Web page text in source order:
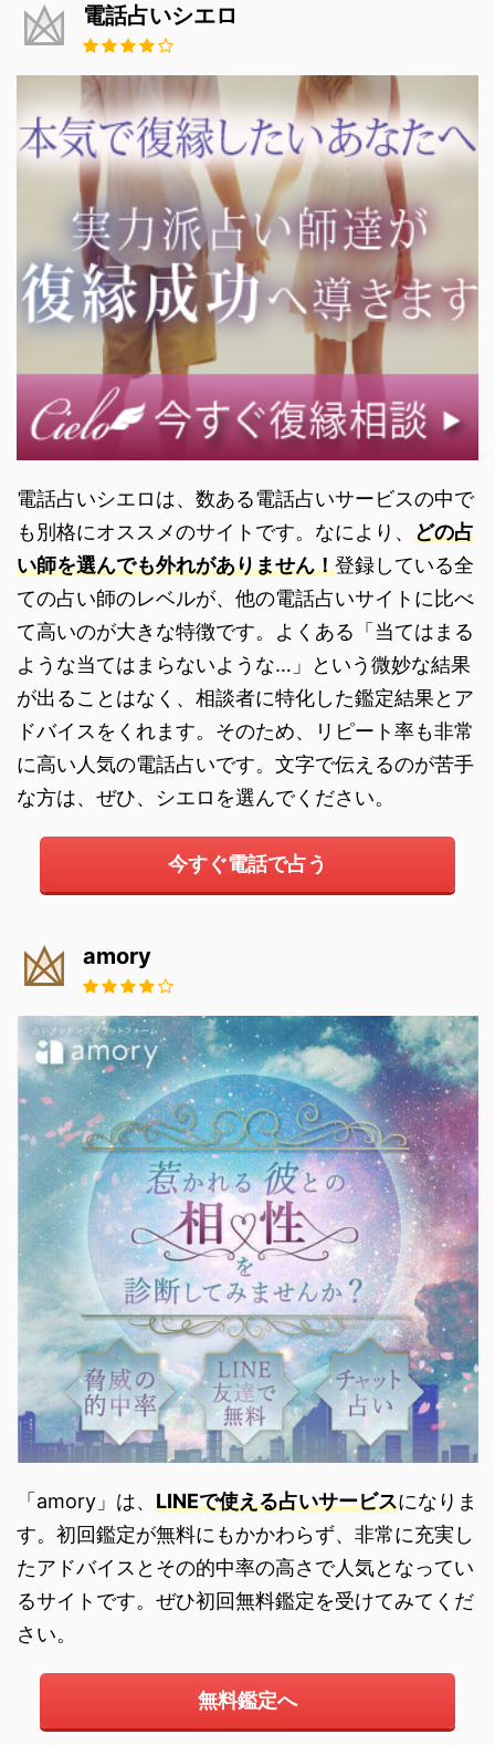
電話占いシエロ
電話占いシエロは、数ある電話占いサービスの中で
も別格にオススメのサイトです。なにより、 どの占
い師を選んでも外れがありません！登録している全
ての占い師のレベルが、他の電話占いサイトに比べ
て高いのが大きな特徴です。よくある「当てはまる
ような当てはまらないような…」という微妙な結果
が出ることはなく、相談者に特化した鑑定結果とア
ドバイスをくれます。そのため、リピート率も非常
に高い人気の電話占いです。文字で伝えるのが苦手
な方は、ぜひ、シエロを選んでください。
今すぐ電話で占う
amory
「amory」は、 LINEで使える占いサービスになりま
す。初回鑑定が無料にもかかわらず、非常に充実し
たアドバイスとその的中率の高さで人気となってい
るサイトです。ぜひ初回無料鑑定を受けてみてくだ
さい。
無料鑑定へ